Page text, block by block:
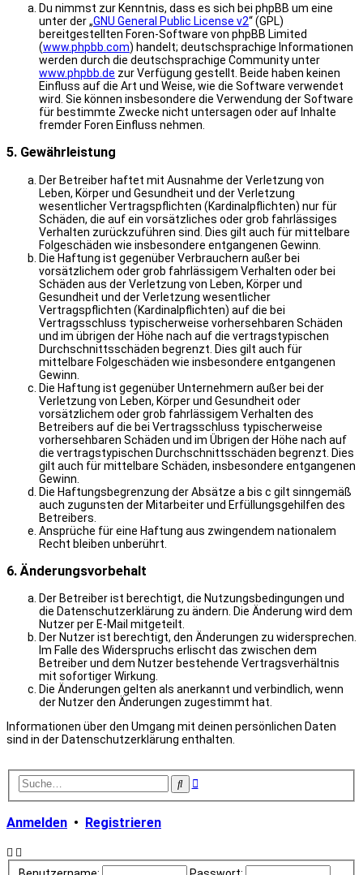
Du nimmst zur Kenntnis, dass es sich bei phpBB um eine
unter der „GNU General Public License v2“ (GPL)
bereitgestellten Foren-Software von phpBB Limited
(www.phpbb.com) handelt; deutschsprachige Informationen
werden durch die deutschsprachige Community unter
www.phpbb.de zur Verfügung gestellt. Beide haben keinen
Einfluss auf die Art und Weise, wie die Software verwendet
wird. Sie können insbesondere die Verwendung der Software
für bestimmte Zwecke nicht untersagen oder auf Inhalte
fremder Foren Einfluss nehmen.
5. Gewährleistung
Der Betreiber haftet mit Ausnahme der Verletzung von
Leben, Körper und Gesundheit und der Verletzung
wesentlicher Vertragspflichten (Kardinalpflichten) nur für
Schäden, die auf ein vorsätzliches oder grob fahrlässiges
Verhalten zurückzuführen sind. Dies gilt auch für mittelbare
Folgeschäden wie insbesondere entgangenen Gewinn.
Die Haftung ist gegenüber Verbrauchern außer bei
vorsätzlichem oder grob fahrlässigem Verhalten oder bei
Schäden aus der Verletzung von Leben, Körper und
Gesundheit und der Verletzung wesentlicher
Vertragspflichten (Kardinalpflichten) auf die bei
Vertragsschluss typischerweise vorhersehbaren Schäden
und im übrigen der Höhe nach auf die vertragstypischen
Durchschnittsschäden begrenzt. Dies gilt auch für
mittelbare Folgeschäden wie insbesondere entgangenen
Gewinn.
Die Haftung ist gegenüber Unternehmern außer bei der
Verletzung von Leben, Körper und Gesundheit oder
vorsätzlichem oder grob fahrlässigem Verhalten des
Betreibers auf die bei Vertragsschluss typischerweise
vorhersehbaren Schäden und im Übrigen der Höhe nach auf
die vertragstypischen Durchschnittsschäden begrenzt. Dies
gilt auch für mittelbare Schäden, insbesondere entgangenen
Gewinn.
Die Haftungsbegrenzung der Absätze a bis c gilt sinngemäß
auch zugunsten der Mitarbeiter und Erfüllungsgehilfen des
Betreibers.
Ansprüche für eine Haftung aus zwingendem nationalem
Recht bleiben unberührt.
6. Änderungsvorbehalt
Der Betreiber ist berechtigt, die Nutzungsbedingungen und
die Datenschutzerklärung zu ändern. Die Änderung wird dem
Nutzer per E-Mail mitgeteilt.
Der Nutzer ist berechtigt, den Änderungen zu widersprechen.
Im Falle des Widerspruchs erlischt das zwischen dem
Betreiber und dem Nutzer bestehende Vertragsverhältnis
mit sofortiger Wirkung.
Die Änderungen gelten als anerkannt und verbindlich, wenn
der Nutzer den Änderungen zugestimmt hat.
Informationen über den Umgang mit deinen persönlichen Daten
sind in der Datenschutzerklärung enthalten.
SucheErweiterte
Anmelden • Registrieren